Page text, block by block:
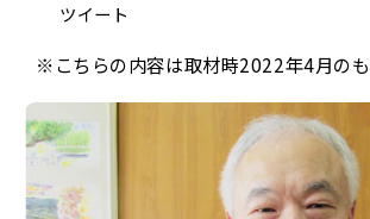
保護者の方はこちら
お知らせ
ツイート
※こちらの内容は取材時2022年4月のも